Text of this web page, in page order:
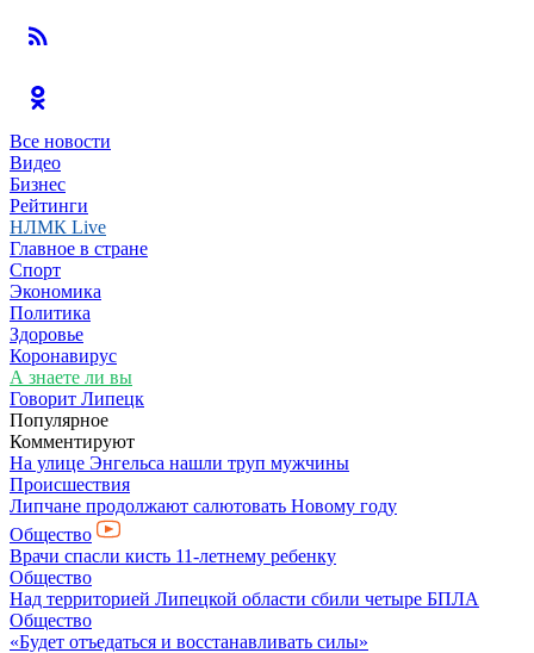
Все новости
Видео
Бизнес
Рейтинги
НЛМК Live
Главное в стране
Спорт
Экономика
Политика
Здоровье
Коронавирус
А знаете ли вы
Говорит Липецк
Популярное
Комментируют
На улице Энгельса нашли труп мужчины
Происшествия
Липчане продолжают салютовать Новому году
Общество
Врачи спасли кисть 11-летнему ребенку
Общество
Над территорией Липецкой области сбили четыре БПЛА
Общество
«Будет отъедаться и восстанавливать силы»